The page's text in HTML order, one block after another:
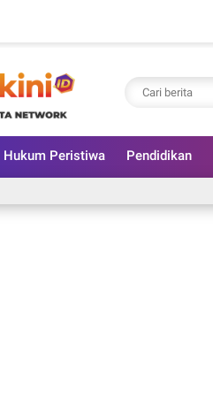
Hukum Peristiwa Pendidikan